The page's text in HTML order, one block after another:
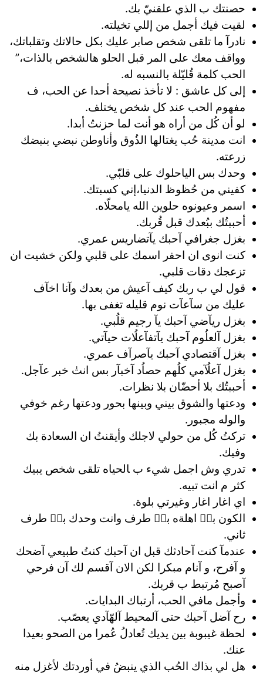
حصنتك ب الذي علقنيّ بك.
لقيت فيك أجمل من إللي تخيلته.
نادرآ ما تلقى شخص صابر عليك بكل حالاتك وتقلباتك،
وواقف معك على المر قبل الحلو هالشخص بالذات،”
الحب كلمة قُليّلة بالنسبه له.
إلى كل عاشق : لا تأخذ نصيحة أحدا عن الحب، ف
مفهوم الحب عند كل شخص يختلف.
لو أن كُل من أراه هو أنت لما حزنتُ أبدا.
انت مدينة حُب يغتالها الذُوق وأناوطن نبضي بنبضك
زرعته.
وحدك بس الياحلوك على قلبّي.
كفيني من حُظوظ الدنيا،إني كسبتك.
اسمر وعيونوه حلوين الله يامحلّاه.
أحببتُك ببُعدك قبل قُربك.
بغزل جغرافي آحبك يآتضاريس عمري.
كنت انوى ان احفر اسمك على قلبي ولكن خشيت ان
تزعجك دقات قلبي.
قول لي ب ربك كيف آعيش من بعدك وآنا اخآف
عليك من سآعآت نوم قليله تغفى بها.
بغزل ريآضي آحبك يآ رجيم قلُبي.
بغزل آلعلُوم آحبك يآتفآعلُات حيآتي.
بغزل آقتصادي آحبك يآصرآف عمري.
بغزل آعلُآمي كلُهم حصاُد آخبآر بس انتٰ خبر عآجل.
أحببتُك بلا أحضّان بلا نظرات.
ودعتها والشوق بيني وبينها بحور ودعتها رغم خوفي
والوله مجبور.
تركتُ كُل من حولي لاجلك وأيقنتُ ان السعادة بك
وفيك.
تدري وش اجمل شيء ب ﺎلحياه تلقى شخص يبيك
كثر م انت تبيه.
اي اغار اغار وغيرتي بلوة.
الكون بهۧ اهلةه بهۧ طرف وانت وحدك بهۧ طرف
ثاني.
عندمآ كنت آحادثك قبل ان آحبك كنتُ طبيعي آضحك
و آفرح، و آنام مبكرا لكن الان آقسم لك آن فرحي
آصبح مُرتبط ب قربك.
وأجمل مافي الحب، أرتباك البدايات.
رح آضل آحبك حتى آلمحيط آلهّآدي يعصّب.
لحظة غيبوبة بين يديك تُعادلُ عُمرا من الصحو بعيدا
عنك.
هل لي بذاك الحُب الذي ينبضُ في أوردتك لأغزل منه